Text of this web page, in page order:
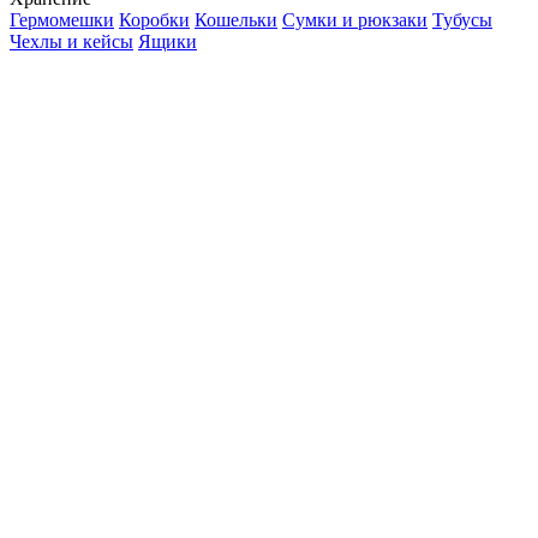
Гермомешки Коробки Кошельки Сумки и рюкзаки Тубусы
Чехлы и кейсы Ящики